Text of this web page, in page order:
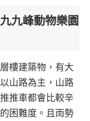
九峰動物樂園
樓建築物，有大
山路為主，山路
推車都會比較辛
困難度。且雨勢